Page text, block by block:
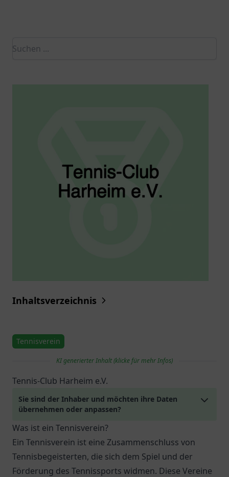
Inhaltsverzeichnis
Tennisverein
KI generierter Inhalt (klicke für mehr Infos)
Tennis-Club Harheim e.V.
Sie sind der Inhaber und möchten ihre Daten
übernehmen oder anpassen?
Was ist ein Tennisverein?
Ein Tennisverein ist eine Zusammenschluss von
Tennisbegeisterten, die sich dem Spiel und der
Förderung des Tennissports widmen. Diese Vereine